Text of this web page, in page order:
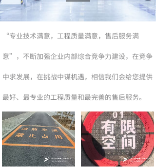
“专业技术满意，工程质量满意，售后服务满
意”，不断加强企业内部综合竞争力建设，在竞争
中求发展，在挑战中谋机遇，相信我们会给您提供
最好、最专业的工程质量和最完善的售后服务。